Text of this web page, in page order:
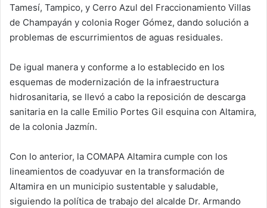
Tamesí, Tampico, y Cerro Azul del Fraccionamiento Villas
de Champayán y colonia Roger Gómez, dando solución a
problemas de escurrimientos de aguas residuales.
De igual manera y conforme a lo establecido en los
esquemas de modernización de la infraestructura
hidrosanitaria, se llevó a cabo la reposición de descarga
sanitaria en la calle Emilio Portes Gil esquina con Altamira,
de la colonia Jazmín.
Con lo anterior, la COMAPA Altamira cumple con los
lineamientos de coadyuvar en la transformación de
Altamira en un municipio sustentable y saludable,
siguiendo la política de trabajo del alcalde Dr. Armando